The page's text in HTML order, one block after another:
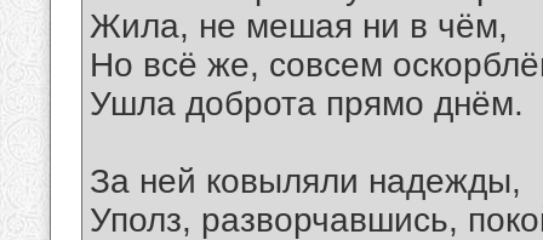
Жила, не мешая ни в чём,
Но всё же, совсем
Ушла доброта прямо днём.
За ней ковыляли надежды,
Уполз, разворчавшись,